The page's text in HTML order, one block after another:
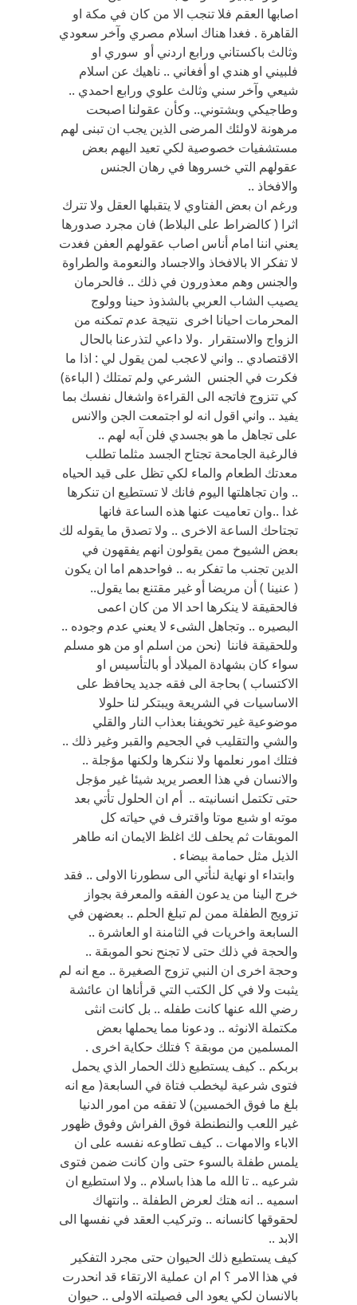
اصابها العقم فلا تنجب الا من كان في مكة او
القاهرة . فغدا هناك اسلام مصري وآخر سعودي
وثالث باكستاني ورابع اردني أو سوري او
فلبيني او هندي او أفغاني .. ناهيك عن اسلام
شيعي وآخر سني وثالث علوي ورابع احمدي ..
وطاجيكي وبشتوني.. وكأن عقولنا اصبحت
مرهونة لاولئك المرضى الذين يجب ان تبنى لهم
مستشفيات خصوصية لكي تعيد اليهم بعض
عقولهم التي خسروها في رهان الجنس
والافخاذ ..
ورغم ان بعض الفتاوي لا يتقبلها العقل ولا تترك
اثرا ( كالضراط على البلاط) فان مجرد صدورها
يعني اننا امام أناس اصاب عقولهم العفن فغدت
لا تفكر الا بالافخاذ والاجساد والنعومة والطراوة
والجنس وهم معذورون في ذلك .. فالحرمان
يصيب الشاب العربي بالشذوذ حينا وولوج
المحرمات احيانا اخرى نتيجة عدم تمكنه من
الزواج والاستقرار .ولا داعي لتذرعنا بالحال
الاقتصادي .. واني لاعجب لمن يقول لي : اذا ما
فكرت في الجنس الشرعي ولم تمتلك ( الباءة)
كي تتزوج فاتجه الى القراءة واشغال نفسك بما
يفيد .. واني اقول انه لو اجتمعت الجن والانس
على تجاهل ما هو بجسدي فلن آبه لهم ..
فالرغبة الجامحة تجتاح الجسد مثلما تطلب
معدتك الطعام والماء لكي تظل على قيد الحياه
.. وان تجاهلتها اليوم فانك لا تستطيع ان تنكرها
غدا ..وان تعاميت عنها هذه الساعة فانها
تجتاحك الساعة الاخرى .. ولا تصدق ما يقوله لك
بعض الشيوخ ممن يقولون انهم يفقهون في
الدين تجنب ما تفكر به .. فواحدهم اما ان يكون
( عنينا ) أن مريضا أو غير مقتنع بما يقول..
فالحقيقة لا ينكرها احد الا من كان اعمى
البصيره .. وتجاهل الشىء لا يعني عدم وجوده ..
وللحقيقة فاننا (نحن من اسلم او من هو مسلم
سواء كان بشهادة الميلاد أو بالتأسيس او
الاكتساب ) بحاجة الى فقه جديد يحافظ على
الاساسيات في الشريعة ويبتكر لنا حلولا
موضوعية غير تخويفنا بعذاب النار والقلي
والشي والتقليب في الجحيم والقبر وغير ذلك ..
فتلك امور نعلمها ولا ننكرها ولكنها مؤجلة ..
والانسان في هذا العصر يريد شيئا غير مؤجل
حتى تكتمل انسانيته .. أم ان الحلول تأتي بعد
موته او شبع موتا واقترف في حياته كل
الموبقات ثم يحلف لك اغلظ الايمان انه طاهر
الذيل مثل حمامة بيضاء .
وابتداء او نهاية لنأتي الى سطورنا الاولى .. فقد
خرج الينا من يدعون الفقه والمعرفة بجواز
تزويج الطفلة ممن لم تبلغ الحلم .. بعضهن في
السابعة واخريات في الثامنة او العاشرة ..
والحجة في ذلك حتى لا تجنح نحو الموبقة ..
وحجة اخرى ان النبي تزوج الصغيرة .. مع انه لم
يثبت ولا في كل الكتب التي قرأناها ان عائشة
رضي الله عنها كانت طفله .. بل كانت انثى
مكتملة الانوثه .. ودعونا مما يحملها بعض
المسلمين من موبقة ؟ فتلك حكاية اخرى .
بربكم .. كيف يستطيع ذلك الحمار الذي يحمل
فتوى شرعية ليخطب فتاة في السابعة( مع انه
بلغ ما فوق الخمسين) لا تفقه من امور الدنيا
غير اللعب والنطنطة فوق الفراش وفوق ظهور
الاباء والامهات .. كيف تطاوعه نفسه على ان
يلمس طفلة بالسوء حتى وان كانت ضمن فتوى
شرعيه .. تا الله ما هذا باسلام .. ولا استطيع ان
اسميه .. انه هتك لعرض الطفلة .. وانتهاك
لحقوقها كانسانه .. وتركيب العقد في نفسها الى
الابد ..
كيف يستطيع ذلك الحيوان حتى مجرد التفكير
في هذا الامر ؟ ام ان عملية الارتقاء قد انحدرت
بالانسان لكي يعود الى فصيلته الاولى .. حيوان